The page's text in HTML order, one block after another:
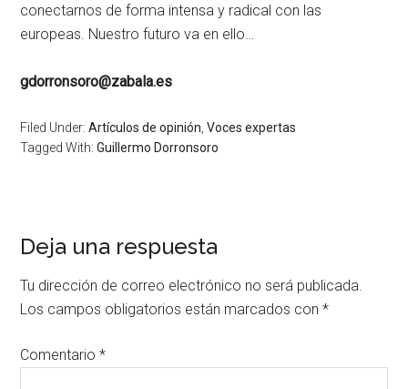
conectarnos de forma intensa y radical con las
europeas. Nuestro futuro va en ello…
gdorronsoro@zabala.es
Filed Under:Artículos de opinión ,Voces expertas
Tagged With:Guillermo Dorronsoro
Deja una respuesta
Tu dirección de correo electrónico no será publicada.
Los campos obligatorios están marcados con*
Comentario*